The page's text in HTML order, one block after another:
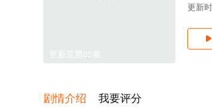
更新

剧情介绍 我要评分